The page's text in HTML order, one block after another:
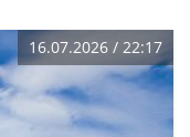
16.07.2026 / 22:17